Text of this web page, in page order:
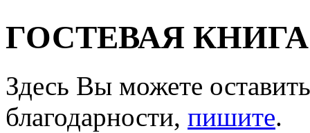
ГОСТЕВАЯ КНИГА
Здесь Вы можете
благодарности, пишите.